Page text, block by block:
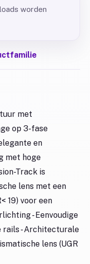
worden
met
op 3-fase
en
met hoge
Track is
lens met een
19) voor een
- Eenvoudige
rails - Architecturale
lens (UGR